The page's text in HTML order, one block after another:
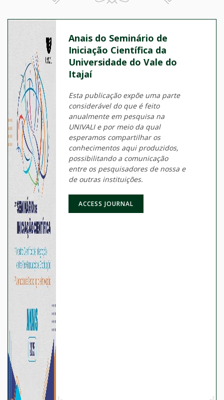
Anais do Seminário de
Iniciação Científica da
Universidade do Vale do
Itajaí
Esta publicação expõe uma parte
considerável do que é feito
anualmente em pesquisa na
UNIVALI e por meio da qual
esperamos compartilhar os
conhecimentos aqui produzidos,
possibilitando a comunicação
entre os pesquisadores de nossa e
de outras instituições.
ACCESS JOURNAL